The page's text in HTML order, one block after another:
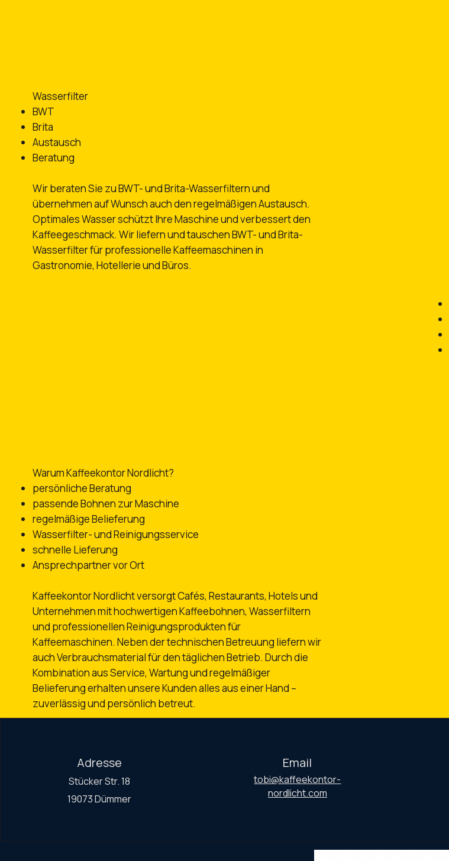
Wasserfilter
BWT
Brita
Austausch
Beratung
Wir beraten Sie zu BWT- und Brita-Wasserfiltern und
übernehmen auf Wunsch auch den regelmäßigen Austausch.
Optimales Wasser schützt Ihre Maschine und verbessert den
Kaffeegeschmack. Wir liefern und tauschen BWT- und Brita-
Wasserfilter für professionelle Kaffeemaschinen in
Gastronomie, Hotellerie und Büros.
Warum Kaffeekontor Nordlicht?​
persönliche Beratung
passende Bohnen zur Maschine
regelmäßige Belieferung
Wasserfilter- und Reinigungsservice
schnelle Lieferung
Ansprechpartner vor Ort
Kaffeekontor Nordlicht versorgt Cafés, Restaurants, Hotels und
Unternehmen mit hochwertigen Kaffeebohnen, Wasserfiltern
und professionellen Reinigungsprodukten für
Kaffeemaschinen. Neben der technischen Betreuung liefern wir
auch Verbrauchsmaterial für den täglichen Betrieb. Durch die
Kombination aus Service, Wartung und regelmäßiger
Belieferung erhalten unsere Kunden alles aus einer Hand –
zuverlässig und persönlich betreut.
Adresse
Stücker Str. 18
19073 Dümmer
Email
tobi@kaffeekontor-
nordlicht.com